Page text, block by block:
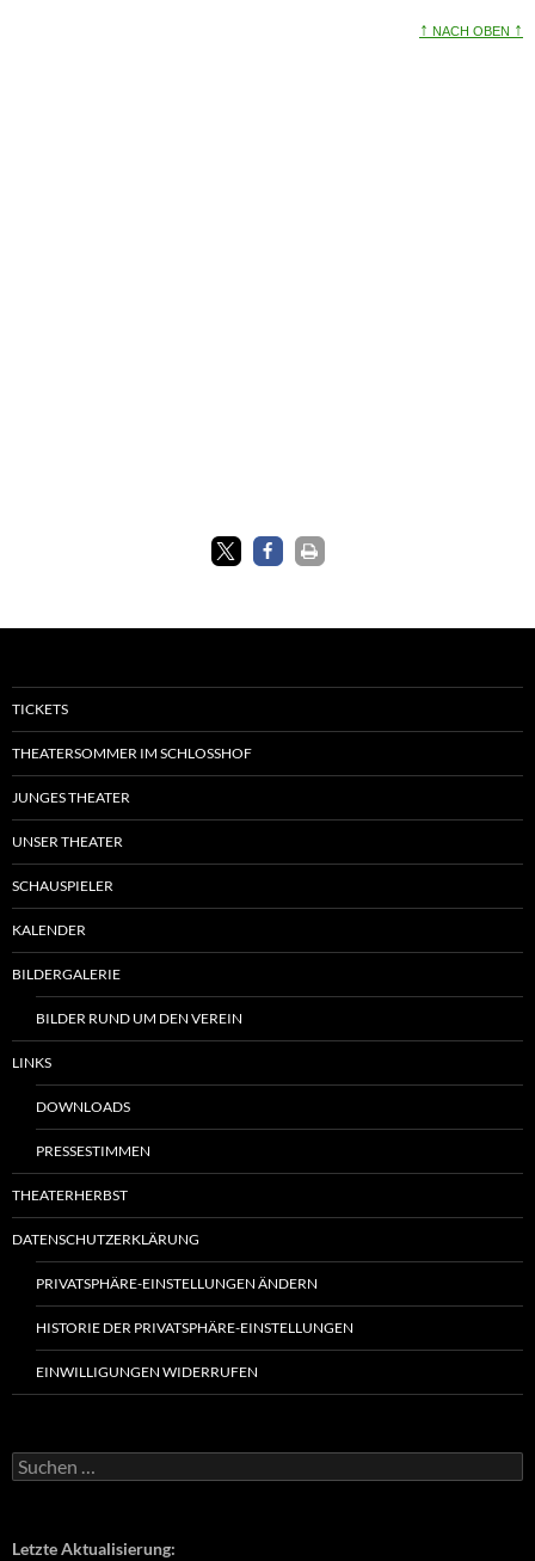
↑ NACH OBEN ↑
TICKETS
THEATERSOMMER IM SCHLOSSHOF
JUNGES THEATER
UNSER THEATER
SCHAUSPIELER
KALENDER
BILDERGALERIE
BILDER RUND UM DEN VEREIN
LINKS
DOWNLOADS
PRESSESTIMMEN
THEATERHERBST
DATENSCHUTZERKLÄRUNG
PRIVATSPHÄRE-EINSTELLUNGEN ÄNDERN
HISTORIE DER PRIVATSPHÄRE-EINSTELLUNGEN
EINWILLIGUNGEN WIDERRUFEN
Suchen
nach:
Letzte Aktualisierung: